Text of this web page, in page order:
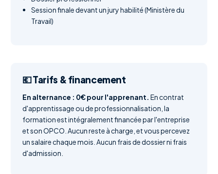
Session finale devant un jury habilité (Ministère du
Travail)
💶 Tarifs & financement
En alternance : 0€ pour l'apprenant. En contrat
d'apprentissage ou de professionnalisation, la
formation est intégralement financée par l'entreprise
et son OPCO. Aucun reste à charge, et vous percevez
un salaire chaque mois. Aucun frais de dossier ni frais
d'admission.